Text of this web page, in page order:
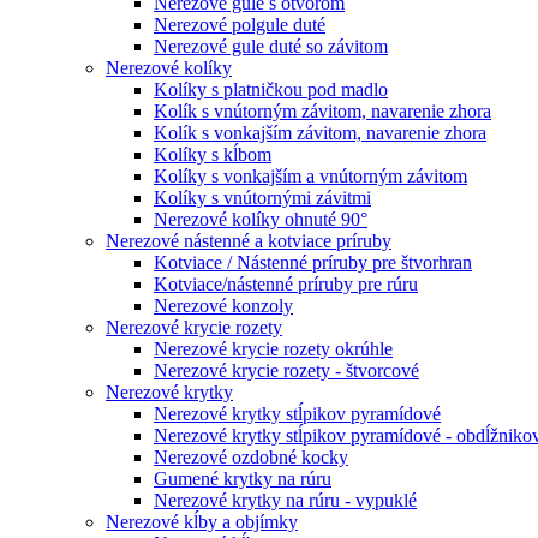
Nerezové polgule duté
Nerezové gule duté so závitom
Nerezové kolíky
Kolíky s platničkou pod madlo
Kolík s vnútorným závitom, navarenie zhora
Kolík s vonkajším závitom, navarenie zhora
Kolíky s kĺbom
Kolíky s vonkajším a vnútorným závitom
Kolíky s vnútornými závitmi
Nerezové kolíky ohnuté 90°
Nerezové nástenné a kotviace príruby
Kotviace / Nástenné príruby pre štvorhran
Kotviace/nástenné príruby pre rúru
Nerezové konzoly
Nerezové krycie rozety
Nerezové krycie rozety okrúhle
Nerezové krycie rozety - štvorcové
Nerezové krytky
Nerezové krytky stĺpikov pyramídové
Nerezové krytky stĺpikov pyramídové -
Nerezové ozdobné kocky
Gumené krytky na rúru
Nerezové krytky na rúru - vypuklé
Nerezové kĺby a objímky